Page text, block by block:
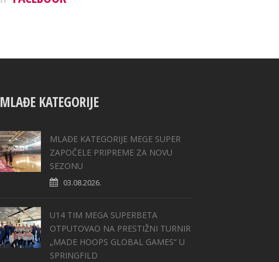
MLAĐE KATEGORIJE
MLAĐE KATEGORIJE MEGE SUPER
ZAPOČELE PRIPREME ZA NOVU
SEZONU
03.08.2026.
U14 TIM MEGA SUPERBETA
OTPUTOVAO NA PRESTIŽNI TURNIR
„MADE HOOPS GLOBAL GAMES“ U
SPRINGFILD